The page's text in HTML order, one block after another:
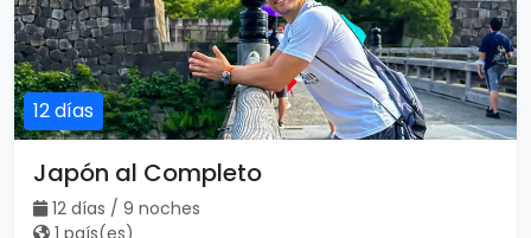
12 días
Japón al Completo
12 días / 9 noches
1 país(es)